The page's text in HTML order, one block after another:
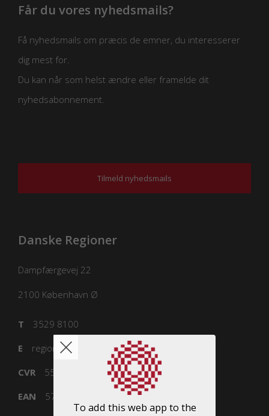
Får du vores nyhedsmails?
Få nyhedsmails om præcis de emner, du interesserer
dig mest for.
Du kan når som helst ændre eller framelde dit
nyhedsabonnement.
Tilmeld nyhedsmails
Danske Regioner
Dampfærgevej 22
2100 København Ø
3529 8100
T
regioner@regioner.dk
E
55832218
CVR
5798000016477
EAN
To add this web app to the